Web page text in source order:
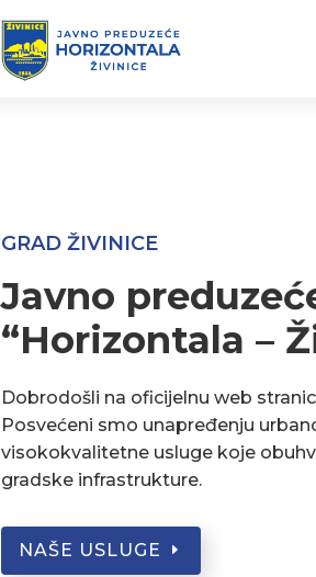
GRAD ŽIVINICE
Javno
“Horizontala –
Dobrodošli na oficijelnu web
Posvećeni smo unapređenju
visokokvalitetne usluge koje
gradske infrastrukture.
NAŠE USLUGE